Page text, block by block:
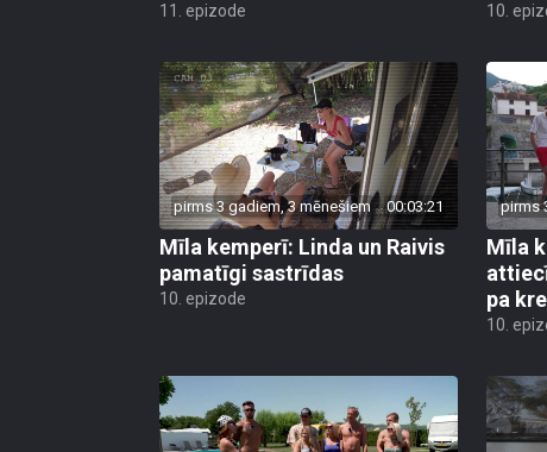
11. epizode 10.
pirms 3 gadiem, 3 mēnešiem 00:03:21
Mīla kemperī: Linda un Raivis
pamatīgi sastrīdas
10. epizode
pirms
Mīla
pa
10.